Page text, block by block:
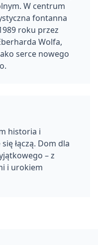
W centrum
fontanna
roku przez
Wolfa,
serce nowego
historia i
łączą. Dom dla
– z
i urokiem